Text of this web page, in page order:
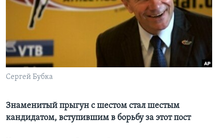
Learning English
СОЦИАЛЬНЫЕ СЕТИ
Сергей Бубка
Знаменитый прыгун с шестом стал шестым
кандидатом, вступившим в борьбу за этот пост